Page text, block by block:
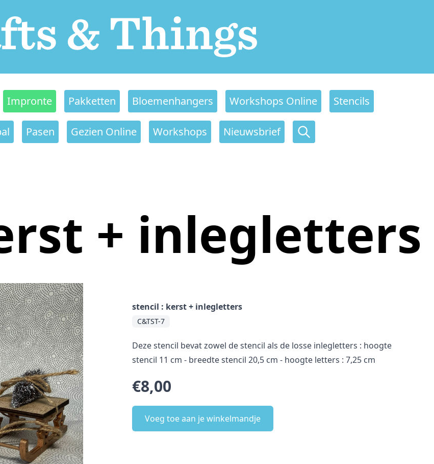
Impronte Pakketten Bloemenhangers Workshops Online Stencils
Pasen Gezien Online Workshops Nieuwsbrief
+ inlegletters
stencil : kerst + inlegletters
C&TST-7
Deze stencil bevat zowel de stencil als de losse inlegletters : hoogte
stencil 11 cm - breedte stencil 20,5 cm - hoogte letters : 7,25 cm
€8,00
Voeg toe aan je winkelmandje